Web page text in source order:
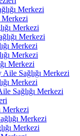
Merkezi
Merkezi
Merkezi
Merkezi
Merkezi
Merkezi
Merkezi
Sağlığı Merkezi
Merkezi
Sağlığı Merkezi
Merkezi
Merkezi
Merkezi